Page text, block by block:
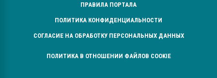
ПРАВИЛА ПОРТАЛА
ПОЛИТИКА КОНФИДЕНЦИАЛЬНОСТИ
СОГЛАСИЕ НА ОБРАБОТКУ ПЕРСОНАЛЬНЫХ ДАННЫХ
ПОЛИТИКА В ОТНОШЕНИИ ФАЙЛОВ COOKIE